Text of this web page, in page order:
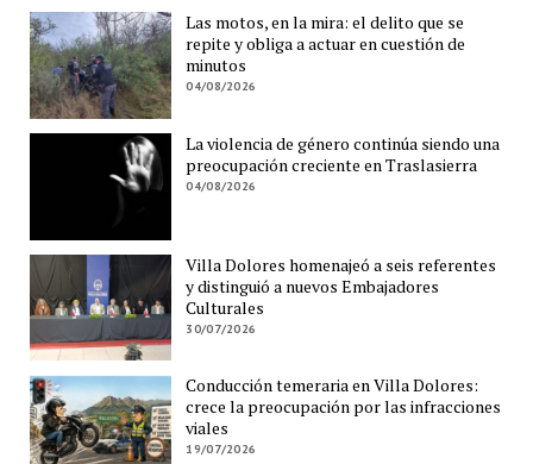
Las motos, en la mira: el delito que se
repite y obliga a actuar en cuestión de
minutos
04/08/2026
La violencia de género continúa siendo una
preocupación creciente en Traslasierra
04/08/2026
Villa Dolores homenajeó a seis referentes
y distinguió a nuevos Embajadores
Culturales
30/07/2026
Conducción temeraria en Villa Dolores:
crece la preocupación por las infracciones
viales
19/07/2026